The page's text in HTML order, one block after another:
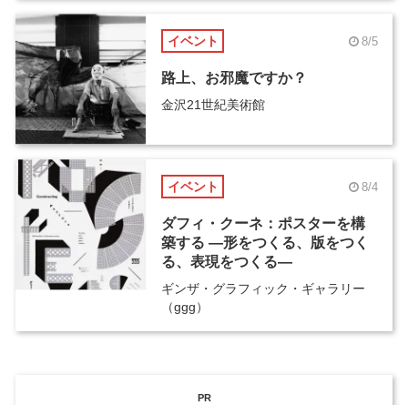
イベント 8/5
路上、お邪魔ですか？
金沢21世紀美術館
イベント 8/4
ダフィ・クーネ：ポスターを構
築する ―形をつくる、版をつく
る、表現をつくる―
ギンザ・グラフィック・ギャラリー
（ggg）
PR